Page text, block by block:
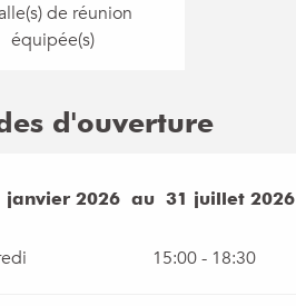
de réunion
équipée(s)
d'ouverture
janvier 2026au 31 juillet 2026
janvier 2026au 31 juillet 2026
15:00 - 18:30